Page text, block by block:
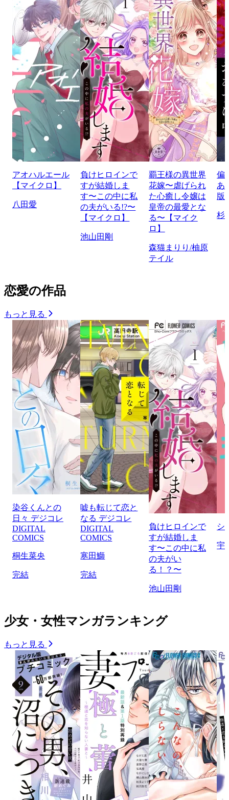
アオハルエール
【マイクロ】
八田愛
負けヒロインで
すが結婚しま
す〜この中に私
の夫がいる!?〜
【マイクロ】
池山田剛
覇王様の異世界
花嫁〜虐げられ
た心癒し令嬢は
皇帝の最愛とな
る〜【マイク
ロ】
森猫まりり/柚原
テイル
偏
あ
版
杉
恋愛の作品
もっと見る
染谷くんとの
日々 デジコレ
DIGITAL
COMICS
桐生菜央
完結
嘘も転じて恋と
なる デジコレ
DIGITAL
COMICS
寒田鰤
完結
負けヒロインで
すが結婚しま
す〜この中に私
の夫がい
る！？〜
池山田剛
シ
宇
少女・女性マンガランキング
もっと見る